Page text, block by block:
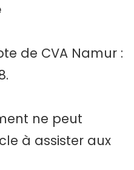
de CVA Namur :
ne peut
à assister aux